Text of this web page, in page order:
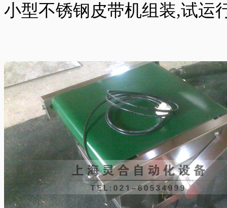
小型不锈钢皮带机组装,试运